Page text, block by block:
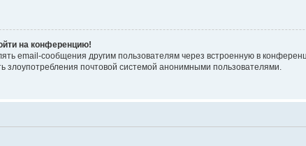
на конференцию!
email-сообщения другим пользователям через встроенную в
злоупотребления почтовой системой анонимными пользователями.